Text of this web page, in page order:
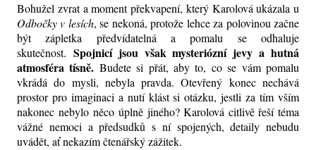
Bohužel zvrat a moment překvapení, který Karolová ukázala u
Odbočky v lesích, se nekoná, protože lehce za polovinou začne
být zápletka předvídatelná a pomalu se odhaluje
skutečnost. Spojnicí jsou však mysteriózní jevy a hutná
atmosféra tísně. Budete si přát, aby to, co se vám pomalu
vkrádá do mysli, nebyla pravda. Otevřený konec nechává
prostor pro imaginaci a nutí klást si otázku, jestli za tím vším
nakonec nebylo něco úplně jiného?Karolová citlivě řeší téma
vážné nemoci a předsudků s ní spojených, detaily nebudu
uvádět, ať nekazím čtenářský zážitek.